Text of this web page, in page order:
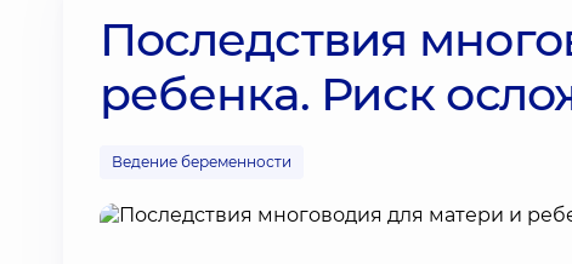
Последствия
ребенка. Риск
Ведение беременности